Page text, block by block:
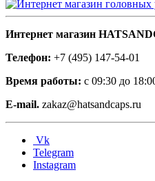
Интернет магазин
Телефон: +7 (495) 147-54-01
Время работы: с 09:30 до
E-mail. zakaz@hatsandcaps.ru
Vk
Telegram
Instagram